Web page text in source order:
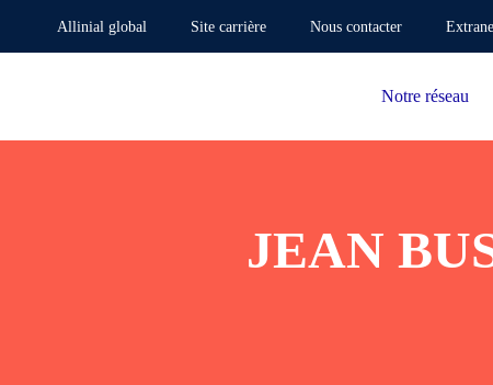
Allinial global Site carrière Nous contacter
Notre réseau
JEAN